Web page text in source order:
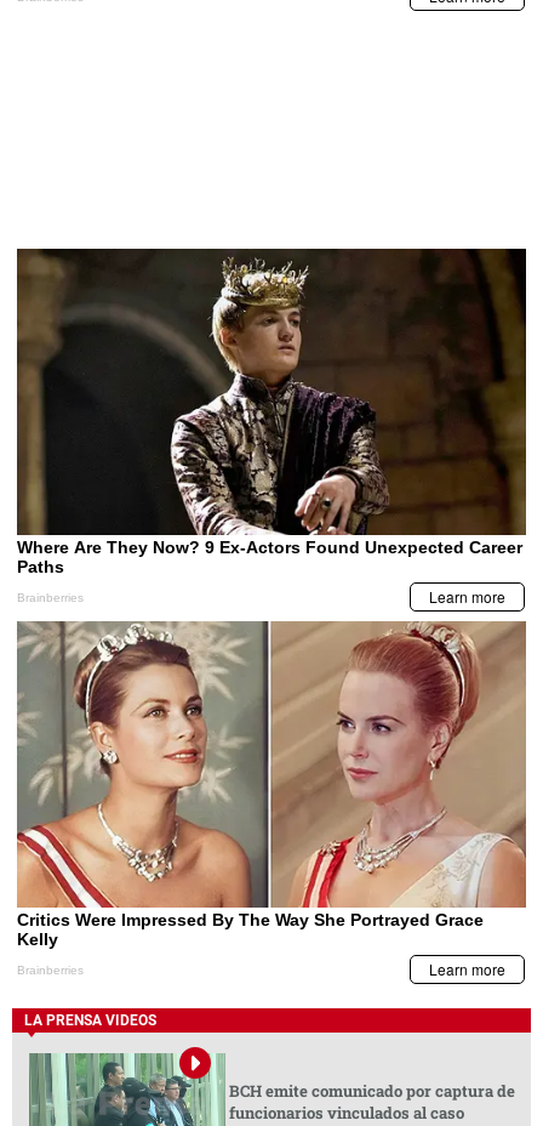
LA PRENSA VIDEOS
BCH emite comunicado por captura de
funcionarios vinculados al caso